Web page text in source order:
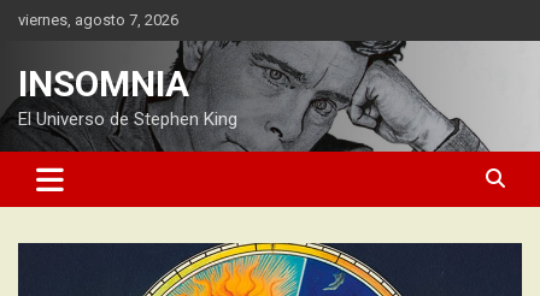
Saltarviernes, agosto 7, 2026
INSOMNIA
El Universo de Stephen King